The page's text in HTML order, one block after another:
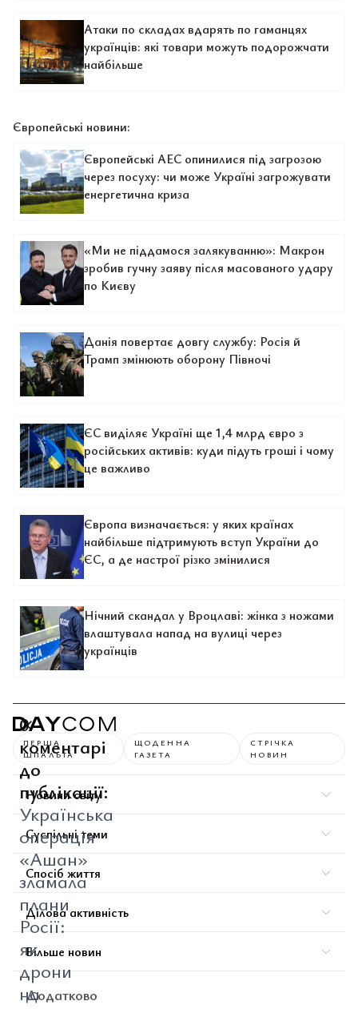
Атаки по складах вдарять по гаманцях
українців: які товари можуть подорожчати
найбільше
Європейські новини:
Європейські АЕС опинилися під загрозою
через посуху: чи може Україні загрожувати
енергетична криза
«Ми не піддамося залякуванню»: Макрон
зробив гучну заяву після масованого удару
по Києву
Данія повертає довгу службу: Росія й
Трамп змінюють оборону Півночі
ЄС виділяє Україні ще 1,4 млрд євро з
російських активів: куди підуть гроші і чому
це важливо
Європа визначається: у яких країнах
найбільше підтримують вступ України до
ЄС, а де настрої різко змінилися
Нічний скандал у Вроцлаві: жінка з ножами
влаштувала напад на вулиці через
українців
0
коментарі
до
публікації:
Українська
операція
«Ашан»
зламала
плани
Росії:
як
дрони
на
ПЕРША
ШПАЛЬТА
ЩОДЕННА
ГАЗЕТА
СТРІЧКА
НОВИН
Новини світу
Суспільні теми
Спосіб життя
Ділова активність
Більше новин
Додатково